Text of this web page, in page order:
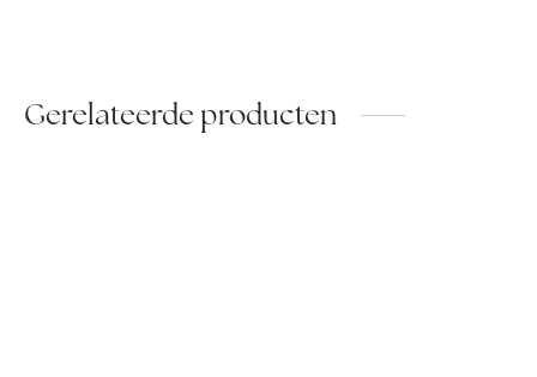
Gerelateerde producten